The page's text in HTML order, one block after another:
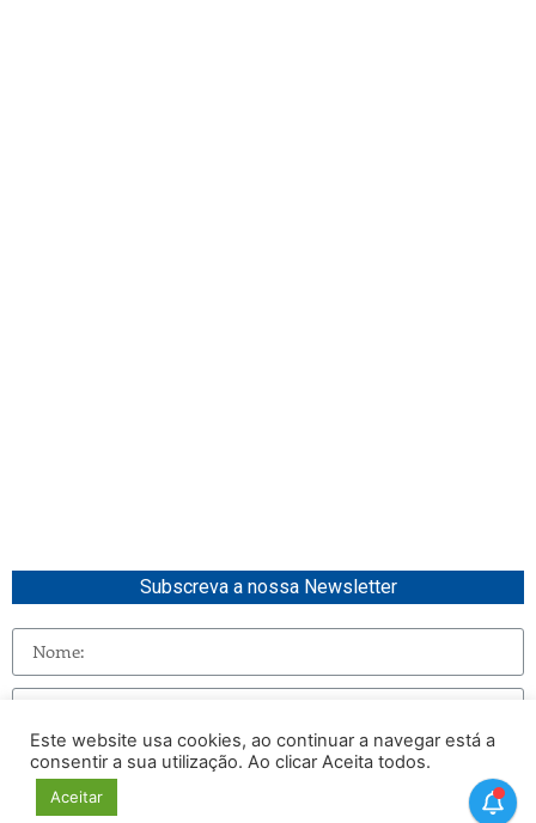
Subscreva a nossa Newsletter
Enviar
Este website usa cookies, ao continuar a navegar está a
consentir a sua utilização. Ao clicar Aceita todos.
Aceitar